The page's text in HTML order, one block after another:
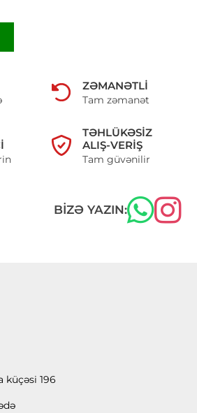
ZƏMANƏTLI
Tam zəmanət
TƏHLÜKƏSIZ
ALIŞ-VERIŞ
Tam güvənilir
BIZƏ YAZIN:
küçəsi 196